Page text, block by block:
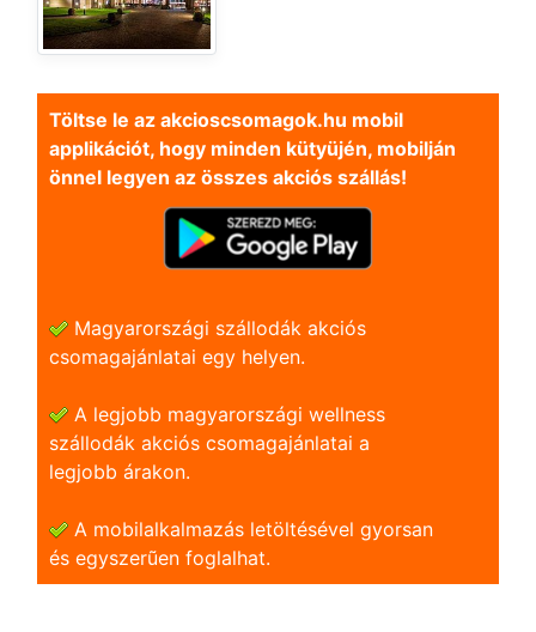
Töltse le az akcioscsomagok.hu mobil
applikációt, hogy minden kütyüjén, mobilján
önnel legyen az összes akciós szállás!
Magyarországi szállodák akciós
csomagajánlatai egy helyen.
A legjobb magyarországi wellness
szállodák akciós csomagajánlatai a
legjobb árakon.
A mobilalkalmazás letöltésével gyorsan
és egyszerũen foglalhat.